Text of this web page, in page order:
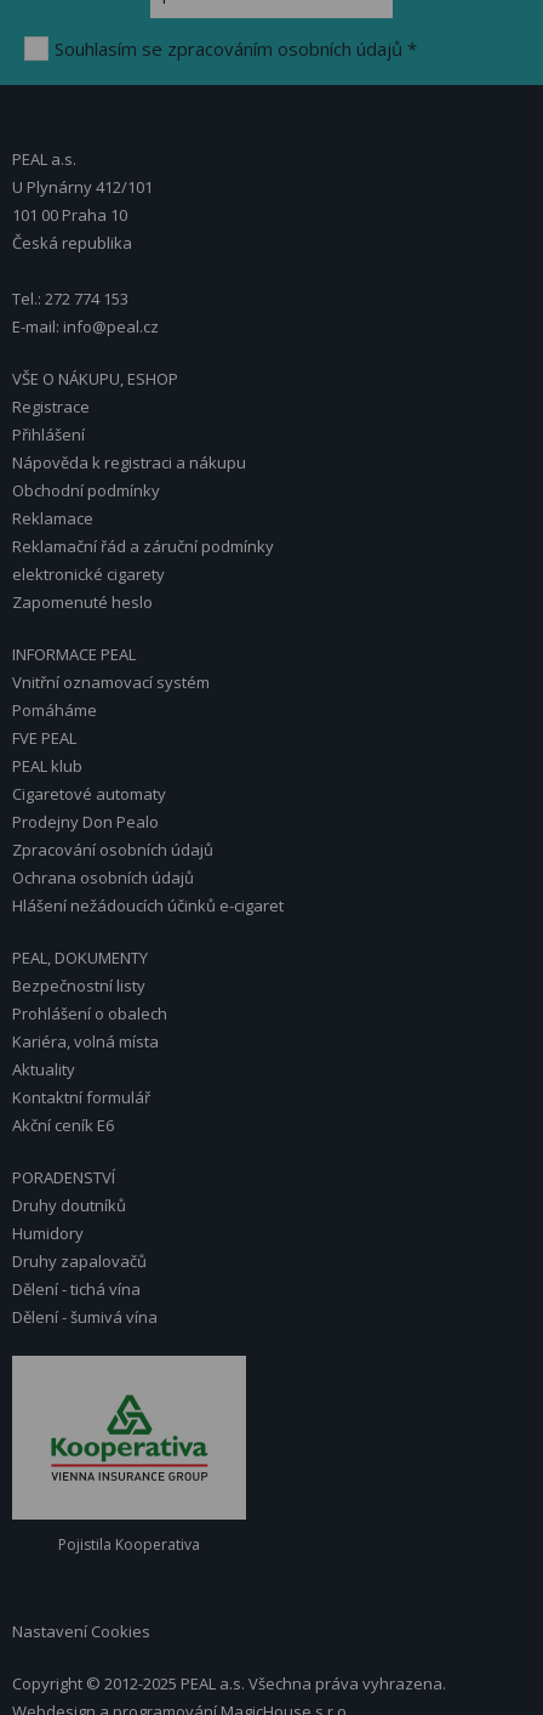
Souhlasím se zpracováním osobních údajů *
PEAL a.s.
U Plynárny 412/101
101 00 Praha 10
Česká republika
Tel.: 272 774 153
E-mail: info@peal.cz
VŠE O NÁKUPU, ESHOP
Registrace
Přihlášení
Nápověda k registraci a nákupu
Obchodní podmínky
Reklamace
Reklamační řád a záruční podmínky
elektronické cigarety
Zapomenuté heslo
INFORMACE PEAL
Vnitřní oznamovací systém
Pomáháme
FVE PEAL
PEAL klub
Cigaretové automaty
Prodejny Don Pealo
Zpracování osobních údajů
Ochrana osobních údajů
Hlášení nežádoucích účinků e-cigaret
PEAL, DOKUMENTY
Bezpečnostní listy
Prohlášení o obalech
Kariéra, volná místa
Aktuality
Kontaktní formulář
Akční ceník E6
PORADENSTVÍ
Druhy doutníků
Humidory
Druhy zapalovačů
Dělení - tichá vína
Dělení - šumivá vína
Pojistila Kooperativa
Nastavení Cookies
Copyright © 2012-2025 PEAL a.s. Všechna práva vyhrazena.